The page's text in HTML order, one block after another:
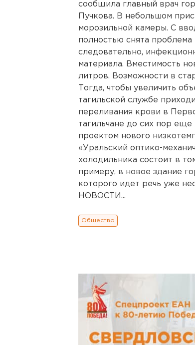
сообщила главный врач
Пучкова. В небольшом
морозильной камеры. С
полностью снята
следовательно,
материала. Вместимость
литров. Возможности в
Тогда, чтобы увеличить
тагильской службе
переливания крови в
тагильчане до сих пор
проектом нового
«Уральский оптико-
холодильника состоит в
примеру, в новое здание
которого идет речь уже
НОВОСТИ...
Общество